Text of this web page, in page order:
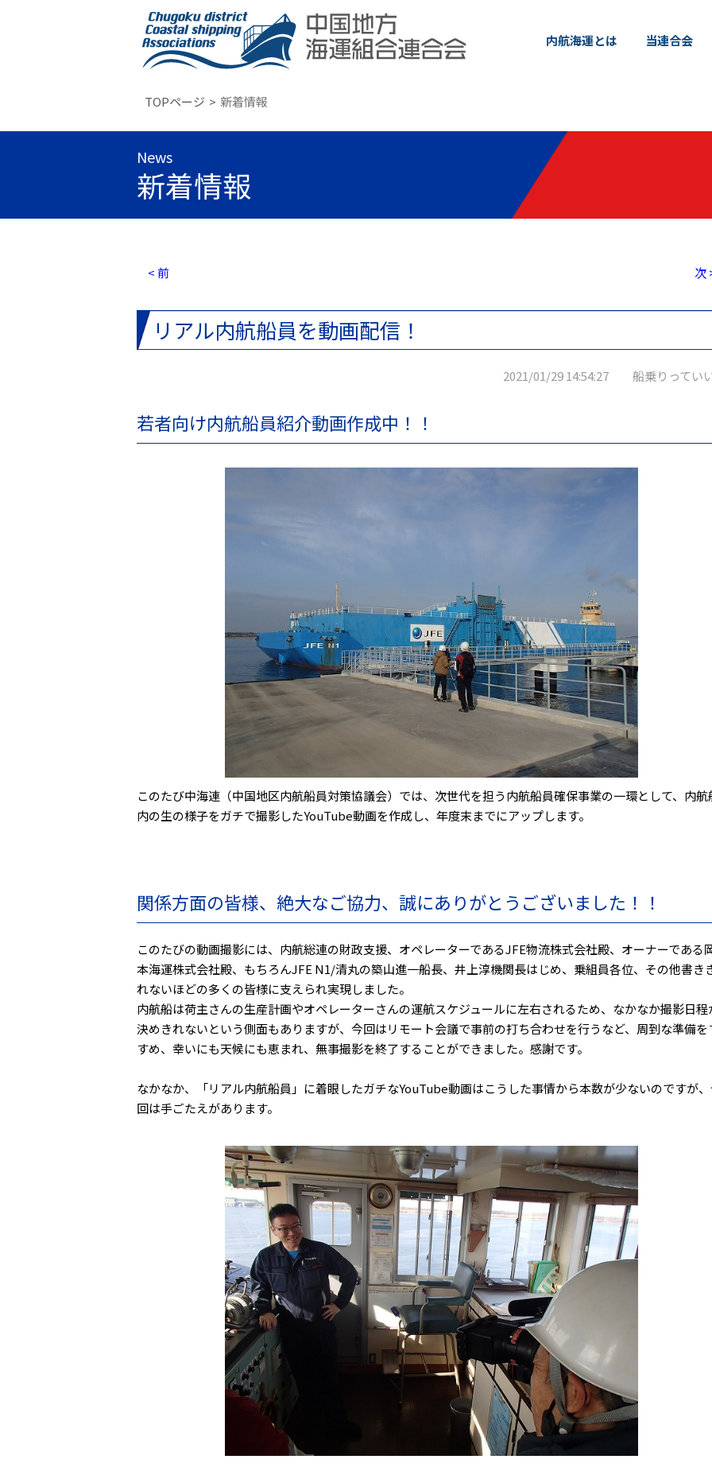
内航海運とは 当連合会
TOPページ 新着情報
News
新着情報
< 前 次
リアル内航船員を動画配信！
2021/01/29 14:54:27 船乗りってい
若者向け内航船員紹介動画作成中！！
このたび中海連（中国地区内航船員対策協議会）では、次世代を担う内航船員確保事業の一環として、内航
内の生の様子をガチで撮影したYouTube動画を作成し、年度末までにアップします。
関係方面の皆様、絶大なご協力、誠にありがとうございました！！
このたびの動画撮影には、内航総連の財政支援、オペレーターであるJFE物流株式会社殿、オーナーである
本海運株式会社殿、もちろんJFE N1/清丸の築山進一船長、井上淳機関長はじめ、乗組員各位、その他書き
れないほどの多くの皆様に支えられ実現しました。
内航船は荷主さんの生産計画やオペレーターさんの運航スケジュールに左右されるため、なかなか撮影日程
決めきれないという側面もありますが、今回はリモート会議で事前の打ち合わせを行うなど、周到な準備を
すめ、幸いにも天候にも恵まれ、無事撮影を終了することができました。感謝です。
なかなか、「リアル内航船員」に着眼したガチなYouTube動画はこうした事情から本数が少ないのですが
回は手ごたえがあります。